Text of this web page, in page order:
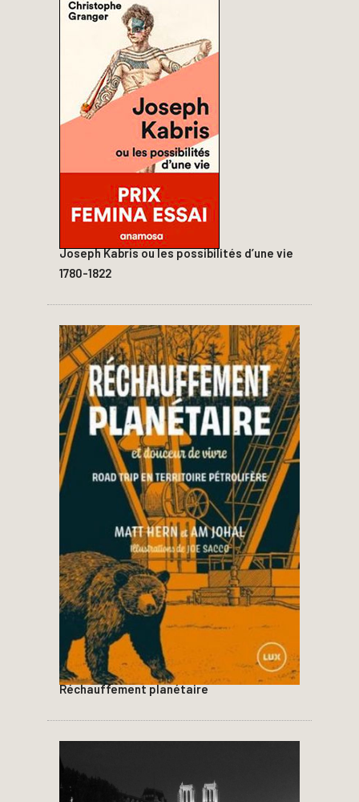
Joseph Kabris ou les possibilités d’une vie
1780-1822
Réchauffement planétaire